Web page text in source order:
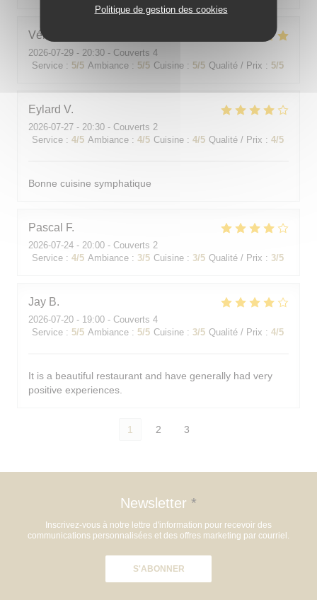
Politique de gestion des cookies
Véronique
2026-07-29 - 20:30 - Couverts 4
Service : 5/5 Ambiance : 5/5 Cuisine : 5/5 Qualité / Prix : 5/5
Eylard V
2026-07-27 - 20:30 - Couverts 2
Service : 4/5 Ambiance : 4/5 Cuisine : 4/5 Qualité / Prix : 4/5
Bonne cuisine symphatique
Pascal F
2026-07-24 - 20:00 - Couverts 2
Service : 4/5 Ambiance : 3/5 Cuisine : 3/5 Qualité / Prix : 3/5
Jay B
2026-07-20 - 19:00 - Couverts 4
Service : 5/5 Ambiance : 5/5 Cuisine : 3/5 Qualité / Prix : 4/5
It is a beautiful restaurant and have generally had very
positive experiences.
1 2 3
Newsletter *
Inscrivez-vous à notre lettre d'information pour recevoir des
communications personnalisées et des offres marketing par courriel.
S'ABONNER